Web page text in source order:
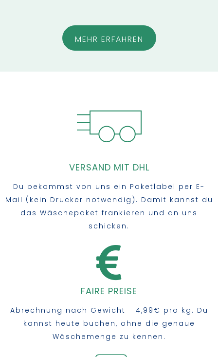
MEHR ERFAHREN
VERSAND MIT DHL​
Du bekommst von uns ein Paketlabel per E-
Mail (kein Drucker notwendig). Damit kannst du
das Wäschepaket frankieren und an uns
schicken.
FAIRE PREISE
Abrechnung nach Gewicht - 4,99€ pro kg. Du
kannst heute buchen, ohne die genaue
Wäschemenge zu kennen.